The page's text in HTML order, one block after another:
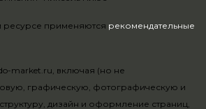
применяются рекомендательные
market.ru, включая (но не
графическую, фотографическую и
дизайн и оформление страниц,